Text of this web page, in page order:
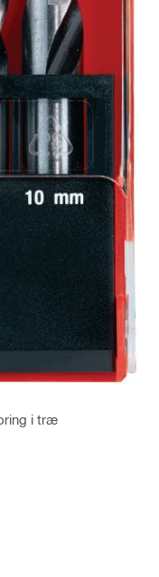
i træ